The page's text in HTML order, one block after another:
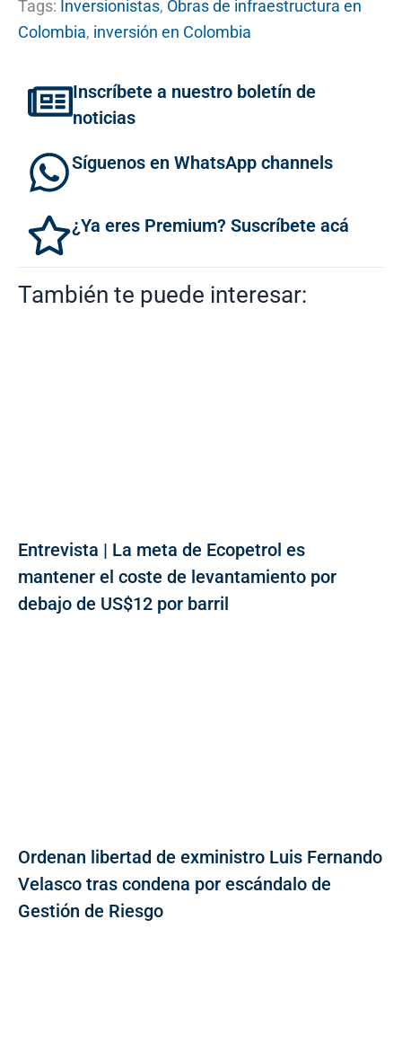
Tags: Inversionistas, Obras de infraestructura en
Colombia, inversión en Colombia
Inscríbete a nuestro boletín de
noticias
Síguenos en WhatsApp channels
¿Ya eres Premium? Suscríbete acá
También te puede interesar:
Entrevista | La meta de Ecopetrol es
mantener el coste de levantamiento por
debajo de US$12 por barril
Ordenan libertad de exministro Luis Fernando
Velasco tras condena por escándalo de
Gestión de Riesgo